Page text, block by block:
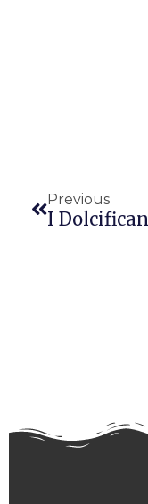
Previous